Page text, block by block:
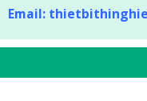
Email: